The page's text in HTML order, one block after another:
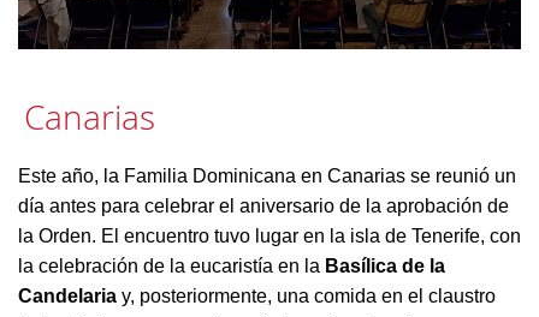
Canarias
Este año, la Familia Dominicana en Canarias se reunió un
día antes para celebrar el aniversario de la aprobación de
la Orden. El encuentro tuvo lugar en la isla de Tenerife, con
la celebración de la eucaristía en la Basílica de la
Candelaria y, posteriormente, una comida en el claustro